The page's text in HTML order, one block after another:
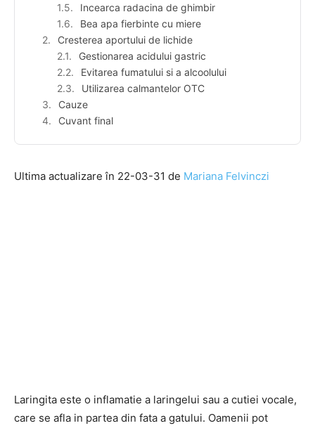
Incearca radacina de ghimbir
Bea apa fierbinte cu miere
Cresterea aportului de lichide
Gestionarea acidului gastric
Evitarea fumatului si a alcoolului
Utilizarea calmantelor OTC
Cauze
Cuvant final
Ultima actualizare în 22-03-31 de Mariana Felvinczi
Laringita este o inflamatie a laringelui sau a cutiei vocale,
care se afla in partea din fata a gatului. Oamenii pot